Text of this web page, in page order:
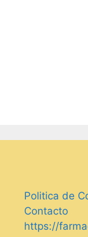
Politica de
Contacto
https://